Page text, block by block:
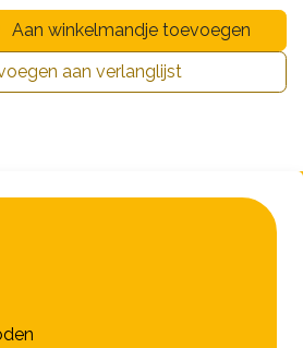
Aan winkelmandje toevoegen
aan verlanglijst